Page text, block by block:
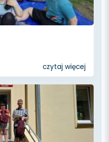
czytaj więcej